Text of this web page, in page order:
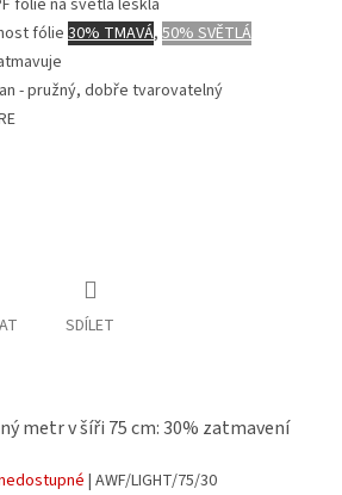
fólie na světla lesklá
fólie 30% TMAVÁ, 50% SVĚTLÁ
- pružný, dobře tvarovatelný
SDÍLET
metr v šíři 75 cm: 30% zatmavení
| AWF/LIGHT/75/30